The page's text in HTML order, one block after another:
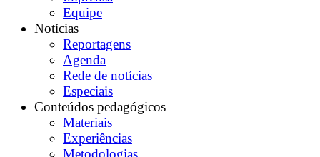
Equipe
Notícias
Reportagens
Agenda
Rede de notícias
Especiais
Conteúdos pedagógicos
Materiais
Experiências
Metodologias